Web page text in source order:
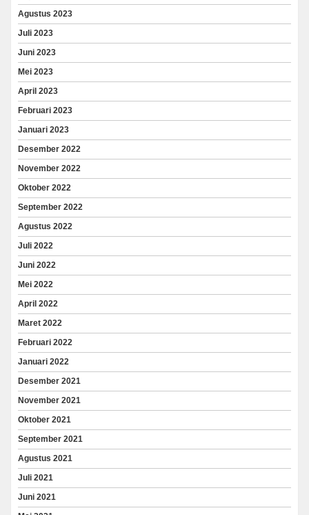
Agustus 2023
Juli 2023
Juni 2023
Mei 2023
April 2023
Februari 2023
Januari 2023
Desember 2022
November 2022
Oktober 2022
September 2022
Agustus 2022
Juli 2022
Juni 2022
Mei 2022
April 2022
Maret 2022
Februari 2022
Januari 2022
Desember 2021
November 2021
Oktober 2021
September 2021
Agustus 2021
Juli 2021
Juni 2021